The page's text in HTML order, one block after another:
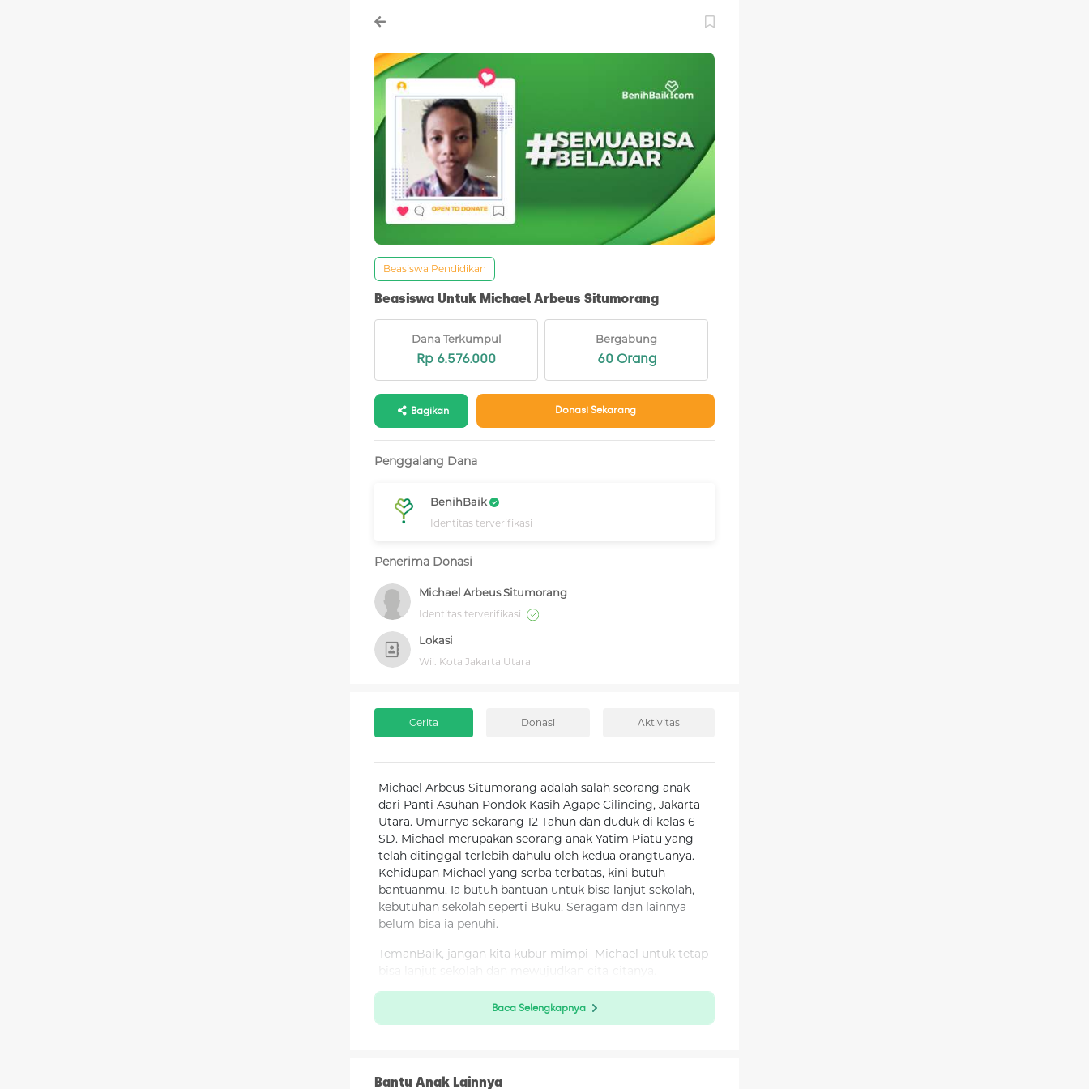
Beasiswa Pendidikan
Beasiswa Untuk Michael Arbeus Situmorang
Dana Terkumpul
Rp 6.576.000
Bergabung
60 Orang
Bagikan Donasi Sekarang
Penggalang Dana
BenihBaik
Identitas terverifikasi
Penerima Donasi
Michael Arbeus Situmorang
Identitas terverifikasi
Lokasi
Wil. Kota Jakarta Utara
Cerita Donasi Aktivitas
Michael Arbeus Situmorang adalah salah seorang anak
dari Panti Asuhan Pondok Kasih Agape Cilincing, Jakarta
Utara. Umurnya sekarang 12 Tahun dan duduk di kelas 6
SD. Michael merupakan seorang anak Yatim Piatu yang
telah ditinggal terlebih dahulu oleh kedua orangtuanya.
Kehidupan Michael yang serba terbatas, kini butuh
bantuanmu. Ia butuh bantuan untuk bisa lanjut sekolah,
kebutuhan sekolah seperti Buku, Seragam dan lainnya
belum bisa ia penuhi.
TemanBaik, jangan kita kubur mimpi Michael untuk tetap
Kamu bisa menjadi pahlawan bagi anak-anak ini untuk
jadi masa depan bagi keluarga mereka dan Indonesia
Baca Selengkapnya
Bantu Anak Lainnya